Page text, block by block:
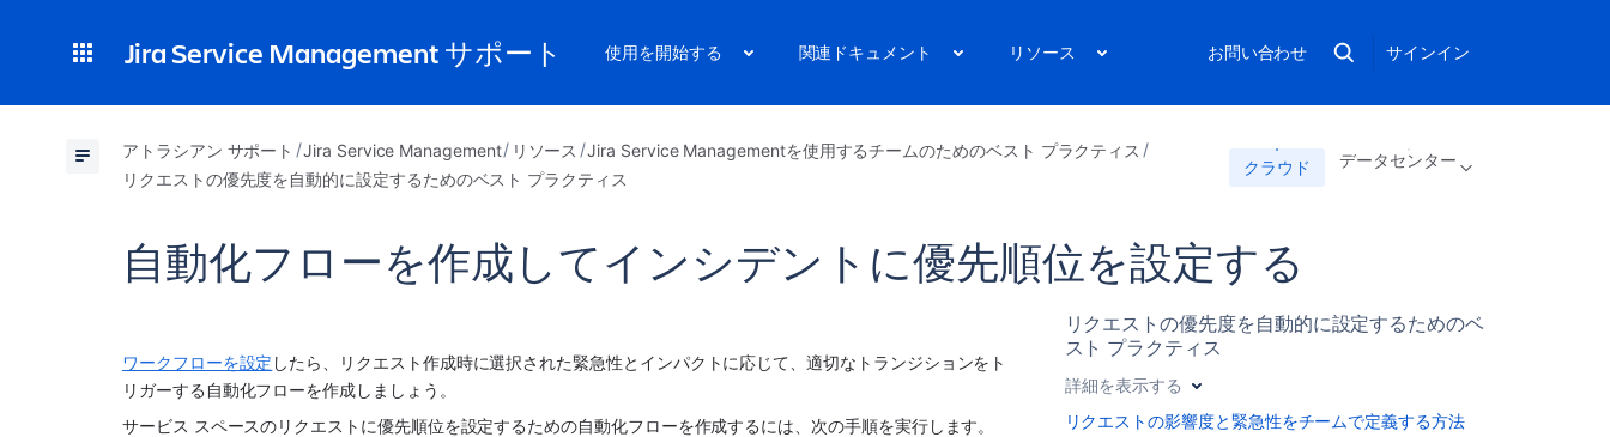
Jira Service Management サポート 使用を開始する 関連ドキュメント リソース お問い合わせ サインイン
アトラシアン サポート Jira Service Management リソース
Jira Service Managementを使用するチームのためのベスト プラクティス
リクエストの優先度を自動的に設定するためのベスト プラクティス
クラウド データセンター
自動化フローを作成してインシデントに優先順位を設定する
ワークフローを設定 したら、リクエスト作成時に選択された緊急性とインパクトに応じて、適切なトランジションをト
リガーする自動化フローを作成しましょう。
サービス スペースのリクエストに優先順位を設定するための自動化フローを作成するには、次の手順を実行します。
リクエストの優先度を自動的に設定するためのベ
スト プラクティス
詳細を表示する
リクエストの影響度と緊急性をチームで定義する方法